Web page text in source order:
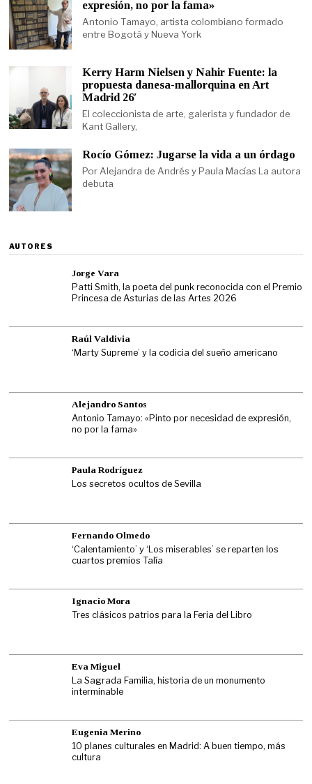
expresión, no por la fama»
Antonio Tamayo, artista colombiano formado
entre Bogotá y Nueva York
Kerry Harm Nielsen y Nahir Fuente: la
propuesta danesa-mallorquina en Art
Madrid 26′
El coleccionista de arte, galerista y fundador de
Kant Gallery,
Rocío Gómez: Jugarse la vida a un órdago
Por Alejandra de Andrés y Paula Macías La autora
debuta
AUTORES
Jorge Vara
Patti Smith, la poeta del punk reconocida con el Premio
Princesa de Asturias de las Artes 2026
Raúl Valdivia
‘Marty Supreme’ y la codicia del sueño americano
Alejandro Santos
Antonio Tamayo: «Pinto por necesidad de expresión,
no por la fama»
Paula Rodríguez
Los secretos ocultos de Sevilla
Fernando Olmedo
‘Calentamiento’ y ‘Los miserables’ se reparten los
cuartos premios Talía
Ignacio Mora
Tres clásicos patrios para la Feria del Libro
Eva Miguel
La Sagrada Familia, historia de un monumento
interminable
Eugenia Merino
10 planes culturales en Madrid: A buen tiempo, más
cultura